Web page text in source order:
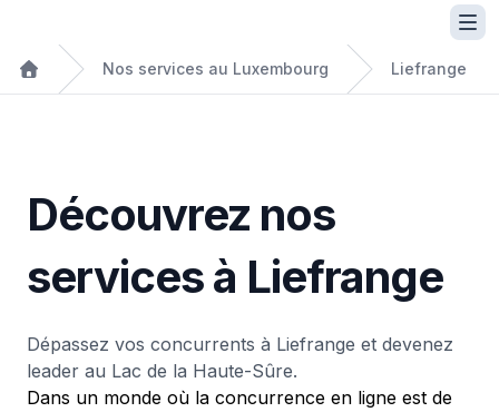
Nos services au Luxembourg Liefrange
Découvrez nos
services à Liefrange
Dépassez vos concurrents à Liefrange et devenez
leader au Lac de la Haute-Sûre.
Dans un monde où la concurrence en ligne est de